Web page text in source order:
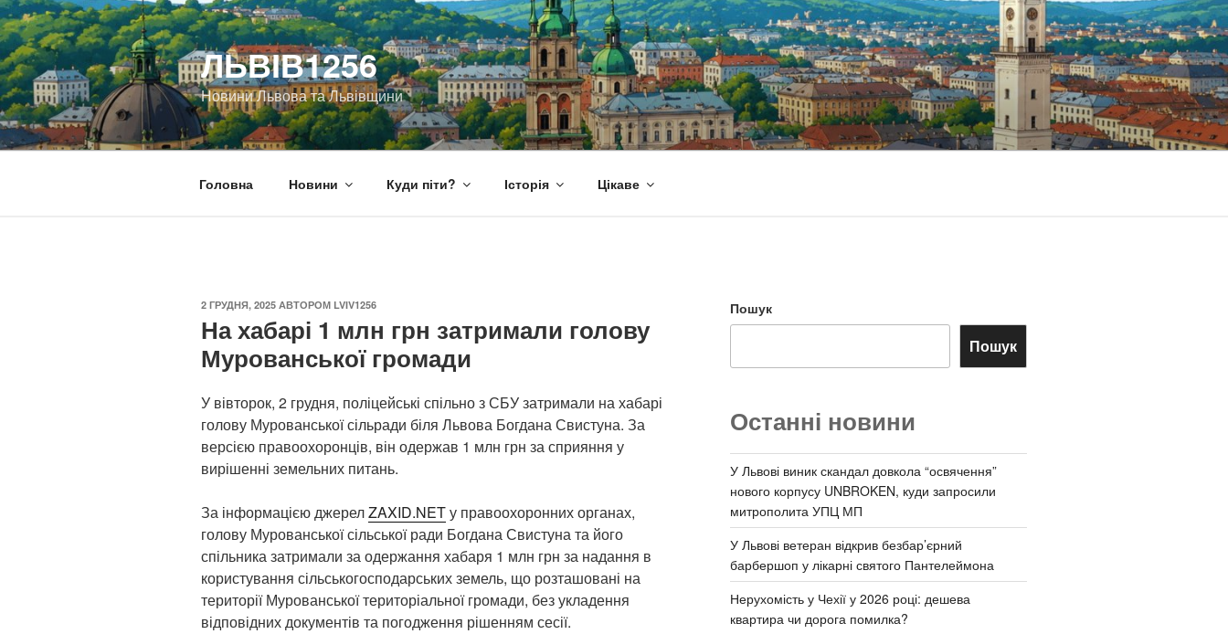
Перейти
до
вмісту
ЛЬВІВ1256
Новини Львова та Львівщини
Головна Новини Куди піти? Історія Цікаве
ОПУБЛІКОВАНО
2 ГРУДНЯ, 2025 АВТОРОМ LVIV1256
На хабарі 1 млн грн затримали голову
Мурованської громади
У вівторок, 2 грудня, поліцейські спільно з СБУ затримали на хабарі
голову Мурованської сільради біля Львова Богдана Свистуна. За
версією правоохоронців, він одержав 1 млн грн за сприяння у
вирішенні земельних питань.
За інформацією джерелZAXID.NETу правоохоронних органах,
голову Мурованської сільської ради Богдана Свистуна та його
спільника затримали за одержання хабаря 1 млн грн за надання в
користування сільськогосподарських земель, що розташовані на
території Мурованської територіальної громади, без укладення
відповідних документів та погодження рішенням сесії.
Пошук
Пошук
Останні новини
У Львові виник скандал довкола “освячення”
нового корпусу UNBROKEN, куди запросили
митрополита УПЦ МП
У Львові ветеран відкрив безбар’єрний
барбершоп у лікарні святого Пантелеймона
Нерухомість у Чехії у 2026 році: дешева
квартира чи дорога помилка?